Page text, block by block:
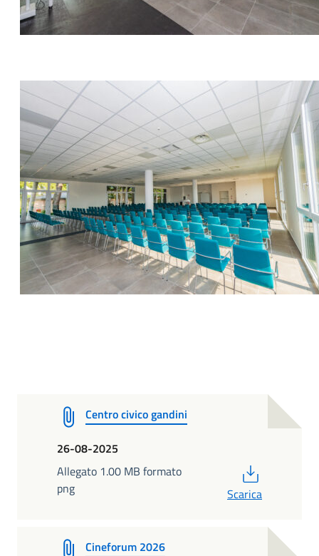
Centro civico gandini
26-08-2025
Allegato 1.00 MB formato
png
Scarica
Cineforum 2026